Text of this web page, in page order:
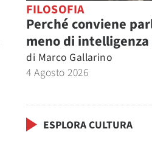
FILOSOFIA
Perché conviene
meno di
di Marco Gallarino
4 Agosto 2026
ESPLORA CULTURA